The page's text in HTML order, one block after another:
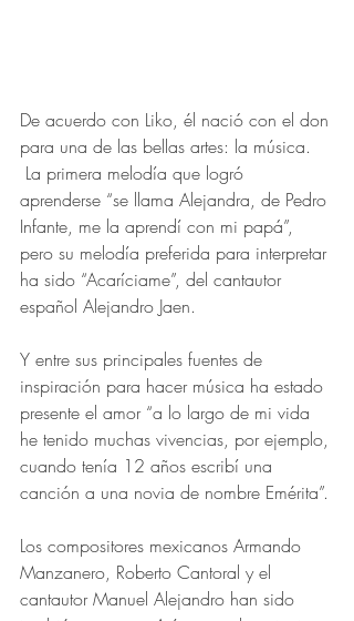
De acuerdo con Liko, él nació con el don
para una de las bellas artes: la música.
La primera melodía que logró
aprenderse “se llama Alejandra, de Pedro
Infante, me la aprendí con mi papá”,
pero su melodía preferida para interpretar
ha sido “Acaríciame”, del cantautor
español Alejandro Jaen.
Y entre sus principales fuentes de
inspiración para hacer música ha estado
presente el amor “a lo largo de mi vida
he tenido muchas vivencias, por ejemplo,
cuando tenía 12 años escribí una
canción a una novia de nombre Emérita”.
Los compositores mexicanos Armando
Manzanero, Roberto Cantoral y el
cantautor Manuel Alejandro han sido